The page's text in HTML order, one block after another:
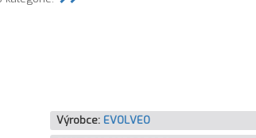
Výrobce: EVOLVEO